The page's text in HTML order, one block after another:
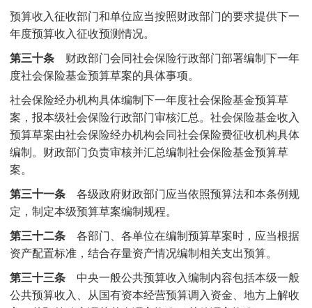
预算收入征收部门和单位应当按照财政部门的要求提供下一
年度预算收入征收预测情况。
第三十条 财政部门会同社会保险行政部门部署编制下一年
度社会保险基金预算草案的具体事项。
社会保险经办机构具体编制下一年度社会保险基金预算草
案，报本级社会保险行政部门审核汇总。社会保险基金收入
预算草案由社会保险经办机构会同社会保险费征收机构具体
编制。财政部门负责审核并汇总编制社会保险基金预算草
案。
第三十一条各级政府财政部门应当依照预算法和本条例规
定，制定本级预算草案编制规程。
第三十二条各部门、各单位在编制预算草案时，应当根据
资产配置标准，结合存量资产情况编制相关支出预算。
第三十三条 中央一般公共预算收入编制内容包括本级一般
公共预算收入、从国有资本经营预算调入资金、地方上解收